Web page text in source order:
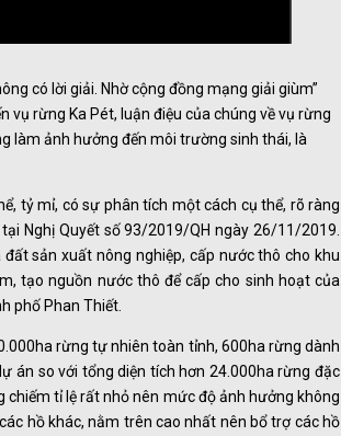
có lời giải. Nhờ cộng đồng mạng giải giùm”
vụ rừng Ka Pét, luận điệu của chúng về vụ rừng
làm ảnh hưởng đến môi trường sinh thái, là
tỷ mỉ, có sự phân tích một cách cụ thể, rõ ràng
Nghị Quyết số 93/2019/QH ngày 26/11/2019.
sản xuất nông nghiệp, cấp nước thô cho khu
tạo nguồn nước thô để cấp cho sinh hoạt của
phố Phan Thiết.
rừng tự nhiên toàn tỉnh, 600ha rừng dành
án so với tổng diện tích hơn 24.000ha rừng đặc
chiếm tỉ lệ rất nhỏ nên mức độ ảnh hưởng không
hồ khác, nằm trên cao nhất nên bổ trợ các hồ